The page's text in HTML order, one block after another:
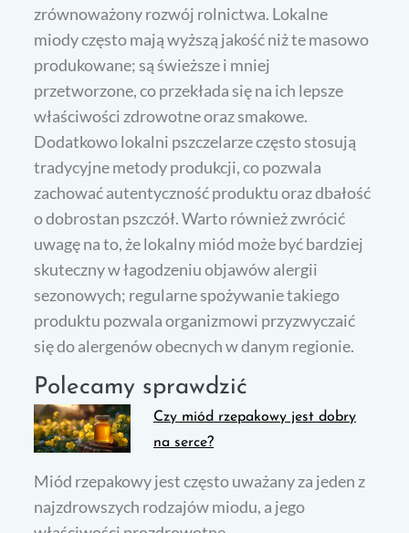
zrównoważony rozwój rolnictwa. Lokalne
miody często mają wyższą jakość niż te masowo
produkowane; są świeższe i mniej
przetworzone, co przekłada się na ich lepsze
właściwości zdrowotne oraz smakowe.
Dodatkowo lokalni pszczelarze często stosują
tradycyjne metody produkcji, co pozwala
zachować autentyczność produktu oraz dbałość
o dobrostan pszczół. Warto również zwrócić
uwagę na to, że lokalny miód może być bardziej
skuteczny w łagodzeniu objawów alergii
sezonowych; regularne spożywanie takiego
produktu pozwala organizmowi przyzwyczaić
się do alergenów obecnych w danym regionie.
Polecamy sprawdzić
Czy miód rzepakowy jest dobry
na serce?
Miód rzepakowy jest często uważany za jeden z
najzdrowszych rodzajów miodu, a jego